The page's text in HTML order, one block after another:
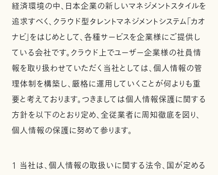
経済環境の中、日本企業の新しいマネジメントスタイルを
追求すべく、クラウド型タレントマネジメントシステム「カオ
ナビ」をはじめとして、各種サービスを企業様にご提供し
ている会社です。クラウド上でユーザー企業様の社員情
報を取り扱わせていただく当社としては、個人情報の管
理体制を構築し、厳格に運用していくことが何よりも重
要と考えております。つきましては個人情報保護に関する
方針を以下のとおり定め、全従業者に周知徹底を図り、
個人情報の保護に努めて参ります。
1 当社は、個人情報の取扱いに関する法令、国が定める